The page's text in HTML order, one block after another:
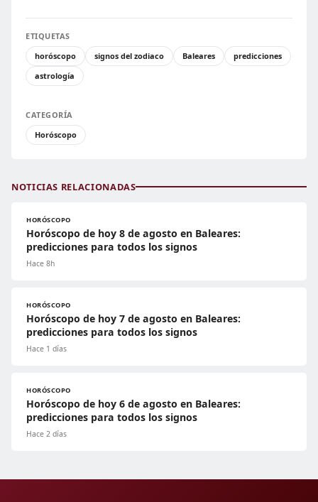
ETIQUETAS
horóscopo
signos del zodiaco Baleares
predicciones
astrología
CATEGORÍA
Horóscopo
NOTICIAS RELACIONADAS
HORÓSCOPO
Horóscopo de hoy 8 de agosto en Baleares:
predicciones para todos los signos
Hace 8h
HORÓSCOPO
Horóscopo de hoy 7 de agosto en Baleares:
predicciones para todos los signos
Hace 1 días
HORÓSCOPO
Horóscopo de hoy 6 de agosto en Baleares:
predicciones para todos los signos
Hace 2 días